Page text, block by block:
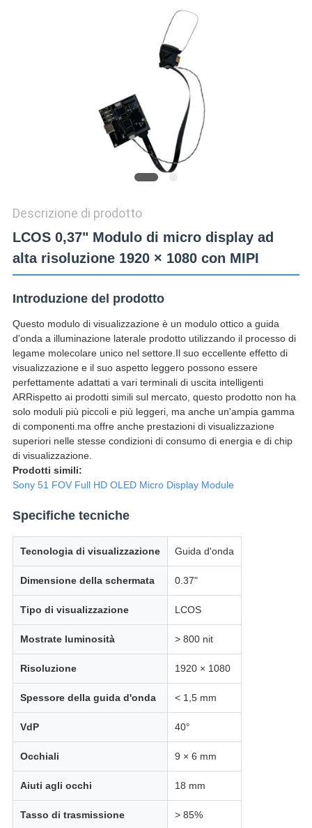
Descrizione di prodotto
LCOS 0,37" Modulo di micro display ad
alta risoluzione 1920 × 1080 con MIPI
Introduzione del prodotto
Questo modulo di visualizzazione è un modulo ottico a guida
d'onda a illuminazione laterale prodotto utilizzando il processo di
legame molecolare unico nel settore.Il suo eccellente effetto di
visualizzazione e il suo aspetto leggero possono essere
perfettamente adattati a vari terminali di uscita intelligenti
ARRispetto ai prodotti simili sul mercato, questo prodotto non ha
solo moduli più piccoli e più leggeri, ma anche un'ampia gamma
di componenti.ma offre anche prestazioni di visualizzazione
superiori nelle stesse condizioni di consumo di energia e di chip
di visualizzazione.
Prodotti simili:
Sony 51 FOV Full HD OLED Micro Display Module
Specifiche tecniche
Tecnologia di visualizzazione Guida d'onda
Dimensione della schermata 0.37"
Tipo di visualizzazione LCOS
Mostrate luminosità > 800 nit
Risoluzione 1920 × 1080
Spessore della guida d'onda < 1,5 mm
VdP 40°
Occhiali 9 × 6 mm
Aiuti agli occhi 18 mm
Tasso di trasmissione > 85%